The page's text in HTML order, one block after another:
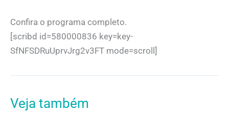
Confira o programa completo.
[scribd id=580000836 key=key-
SfNFSDRuUprvJrg2v3FT mode=scroll]
Veja também